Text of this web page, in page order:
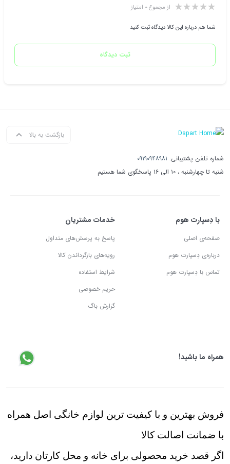
از مجموع ۰ امتیاز
شما هم درباره این کالا دیدگاه ثبت کنید
ثبت دیدگاه
بازگشت به بالا
شماره تلفن پشتیبانی: ۰۹۱۹۰۹۴۸۹۸۱
شنبه تا چهارشنبه ، ۱۰ الی ۱۶ پاسخگوی شما هستیم
با دِسپارت هوم
صفحه‌ی اصلی
درباره‌ی دِسپارت هوم
تماس با دِسپارت هوم
خدمات مشتریان
پاسخ به پرسش‌های متداول
رویه‌های بازگرداندن کالا
شرایط استفاده
حریم خصوصی
گزارش باگ
همراه ما باشید!
فروش بهترین و با کیفیت ترین لوازم خانگی اصل همراه
با ضمانت اصالت کالا
اگر قصد خرید محصولی برای خانه و محل کارتان دارید،